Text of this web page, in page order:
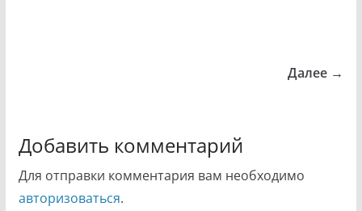
Далее →
Добавить комментарий
Для отправки комментария вам необходимо
авторизоваться.